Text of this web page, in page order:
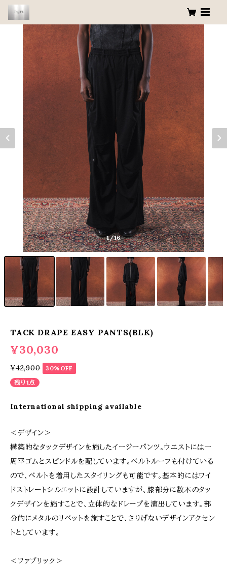
1/16
TACK DRAPE EASY PANTS(BLK)
¥30,030
¥42,900
30%OFF
残り1点
International shipping available
＜デザイン＞
構築的なタックデザインを施したイージーパンツ。ウエストには一
周平ゴムとスピンドルを配しています。ベルトループも付けている
ので、ベルトを着用したスタイリングも可能です。基本的にはワイ
ドストレートシルエットに設計していますが、膝部分に数本のタッ
クデザインを施すことで、立体的なドレープを演出しています。部
分的にメタルのリベットを施すことで、さりげないデザインアクセン
トとしています。
＜ファブリック＞